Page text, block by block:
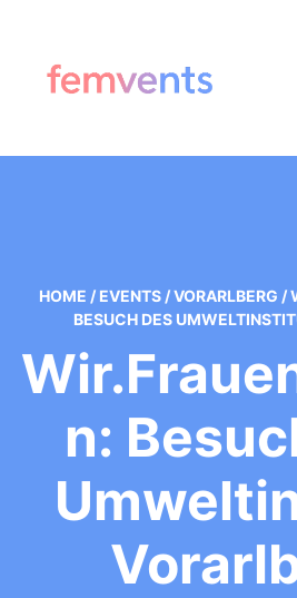
HOME / EVENTS / VORARLBERG /
BESUCH DES
N: